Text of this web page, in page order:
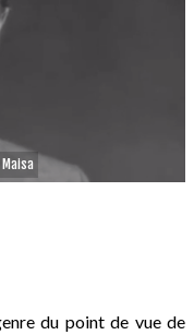
du point de vue de